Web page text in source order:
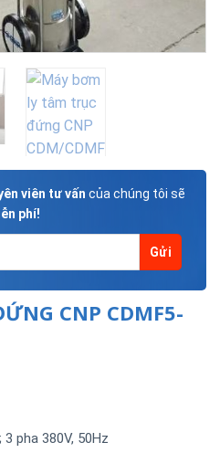
viên tư vấn của chúng tôi sẽ
phí!
CNP CDMF5-
pha 380V, 50Hz